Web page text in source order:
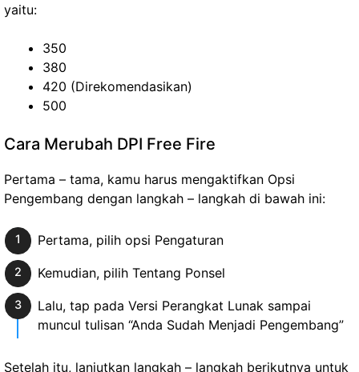
yaitu:
350
380
420 (Direkomendasikan)
500
Cara Merubah DPI Free Fire
Pertama – tama, kamu harus mengaktifkan Opsi
Pengembang dengan langkah – langkah di bawah ini:
Pertama, pilih opsi Pengaturan
Kemudian, pilih Tentang Ponsel
Lalu, tap pada Versi Perangkat Lunak sampai
muncul tulisan “Anda Sudah Menjadi Pengembang”
Setelah itu, lanjutkan langkah – langkah berikutnya untuk